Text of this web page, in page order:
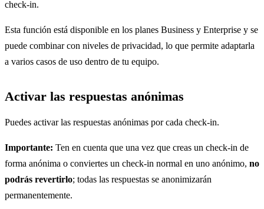
check-in.
Esta función está disponible en los planes Business y Enterprise y se
puede combinar con niveles de privacidad, lo que permite adaptarla
a varios casos de uso dentro de tu equipo.
Activar las respuestas anónimas
Puedes activar las respuestas anónimas por cada check-in.
Importante: Ten en cuenta que una vez que creas un check-in de
forma anónima o conviertes un check-in normal en uno anónimo, no
podrás revertirlo; todas las respuestas se anonimizarán
permanentemente.